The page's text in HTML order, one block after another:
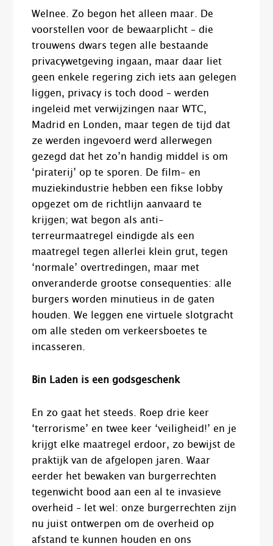
Welnee. Zo begon het alleen maar. De
voorstellen voor de bewaarplicht – die
trouwens dwars tegen alle bestaande
privacywetgeving ingaan, maar daar liet
geen enkele regering zich iets aan gelegen
liggen, privacy is toch dood – werden
ingeleid met verwijzingen naar WTC,
Madrid en Londen, maar tegen de tijd dat
ze werden ingevoerd werd allerwegen
gezegd dat het zo’n handig middel is om
‘piraterij’ op te sporen. De film- en
muziekindustrie hebben een fikse lobby
opgezet om de richtlijn aanvaard te
krijgen; wat begon als anti-
terreurmaatregel eindigde als een
maatregel tegen allerlei klein grut, tegen
‘normale’ overtredingen, maar met
onveranderde grootse consequenties: alle
burgers worden minutieus in de gaten
houden. We leggen ene virtuele slotgracht
om alle steden om verkeersboetes te
incasseren.
Bin Laden is een godsgeschenk
En zo gaat het steeds. Roep drie keer
‘terrorisme’ en twee keer ‘veiligheid!’ en je
krijgt elke maatregel erdoor, zo bewijst de
praktijk van de afgelopen jaren. Waar
eerder het bewaken van burgerrechten
tegenwicht bood aan een al te invasieve
overheid – let wel: onze burgerrechten zijn
nu juist ontwerpen om de overheid op
afstand te kunnen houden en ons